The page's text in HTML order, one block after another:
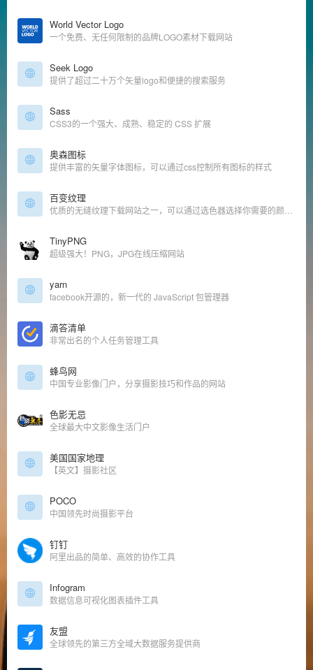
World Vector Logo
一个免费、无任何限制的品牌LOGO素材下载网站
Seek Logo
提供了超过二十万个矢量logo和便捷的搜索服务
Sass
CSS3的一个强大、成熟、稳定的 CSS 扩展
奥森图标
提供丰富的矢量字体图标，可以通过css控制所有图标的样式
百变纹理
TinyPNG
超级强大！PNG，JPG在线压缩网站
yarn
facebook开源的，新一代的 JavaScript 包管理器
滴答清单
非常出名的个人任务管理工具
蜂鸟网
中国专业影像门户，分享摄影技巧和作品的网站
色影无忌
全球最大中文影像生活门户
美国国家地理
【英文】摄影社区
POCO
中国领先时尚摄影平台
钉钉
阿里出品的简单、高效的协作工具
Infogram
数据信息可视化图表插件工具
友盟
全球领先的第三方全域大数据服务提供商